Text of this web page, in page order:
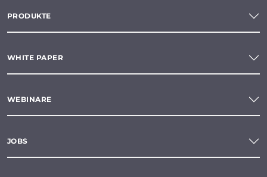
PRODUKTE
WHITE PAPER
WEBINARE
JOBS